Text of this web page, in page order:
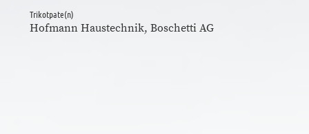
Trikotpate(n)
Hofmann Haustechnik, Boschetti AG